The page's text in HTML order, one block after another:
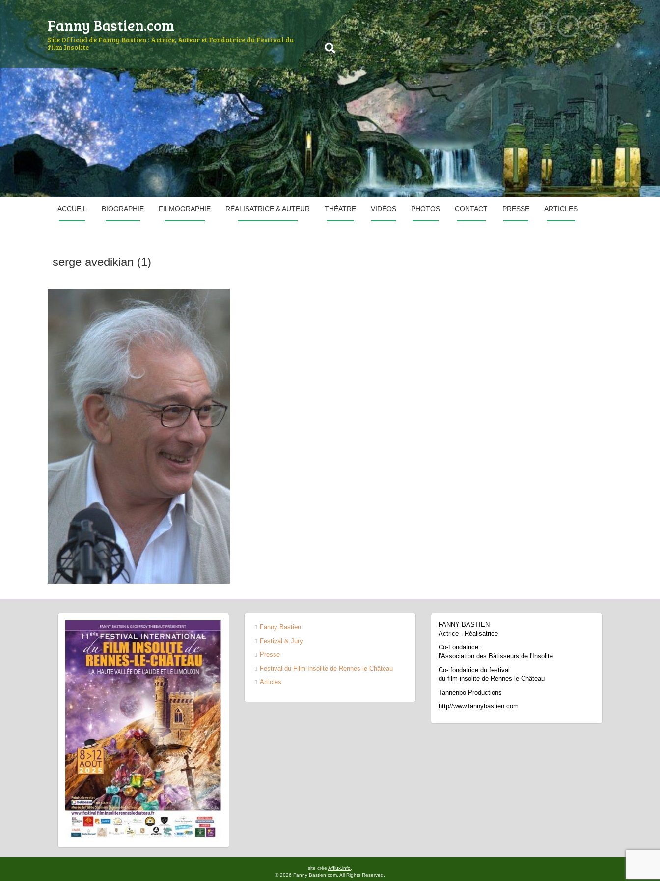
Fanny Bastien.com
Site Officiel de Fanny Bastien : Actrice, Auteur et Fondatrice du Festival du
film Insolite
ACCUEIL BIOGRAPHIE FILMOGRAPHIE RÉALISATRICE & AUTEUR THÉATRE VIDÉOS PHOTOS CONTACT PRESSE ARTICLES
serge avedikian (1)
Fanny Bastien
Festival & Jury
Presse
Festival du Film Insolite de Rennes le Château
Articles
FANNY BASTIEN
Actrice - Réalisatrice
Co-Fondatrice :
l'Association des Bâtisseurs de l'Insolite
Co- fondatrice du festival
du film insolite de Rennes le Château
Tannenbo Productions
http//www.fannybastien.com
site crée Afflux.info
© 2026 Fanny Bastien.com. All Rights Reserved.